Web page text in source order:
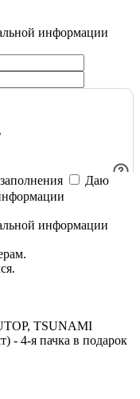
информации
Даю
информации
TSUNAMI
- 4-я пачка в подарок